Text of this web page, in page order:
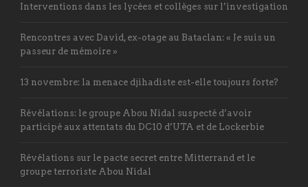
Interventions dans les lycées et collèges sur l’investigation
Rencontres avec David, ex-otage au Bataclan: « Je suis un
passeur de mémoire »
13 novembre: la menace djihadiste est-elle toujours forte?
Révélations: le groupe Abou Nidal suspecté d’avoir
participé aux attentats du DC10 d’UTA et de Lockerbie
Révélations sur le pacte secret entre Mitterrand et le
groupe terroriste Abou Nidal